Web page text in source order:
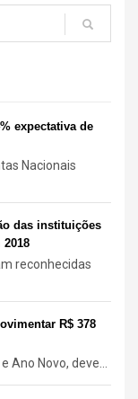
expectativa de
Nacionais
das instituições
reconhecidas
R$ 378
Novo, deve...